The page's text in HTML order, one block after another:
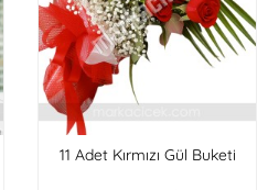
11 Adet Kırmızı Gül Buketi